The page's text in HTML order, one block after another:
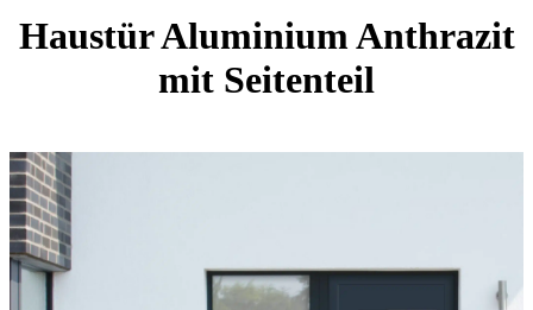
Haustür Aluminium Anthrazit
mit Seitenteil